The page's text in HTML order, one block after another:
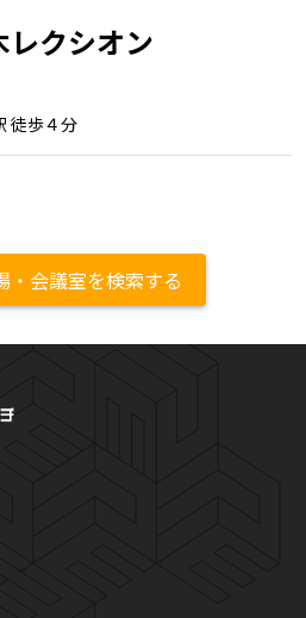
レクシオン
徒歩４分
・会議室を検索する